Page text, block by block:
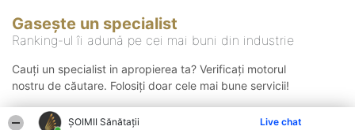
ŞOIMII Sănătații Live chat
Gasește un specialist
Ranking-ul îi adună pe cei mai buni din industrie
Cauți un specialist in apropierea ta? Verificați motorul
nostru de căutare. Folosiți doar cele mai bune servicii!